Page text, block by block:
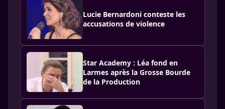
Lucie Bernardoni conteste les
accusations de violence
Star Academy : Léa fond en
Larmes après la Grosse Bourde
de la Production